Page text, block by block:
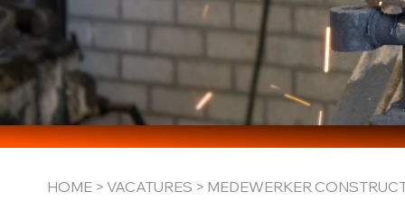
HOME > VACATURES > MEDEWERKER